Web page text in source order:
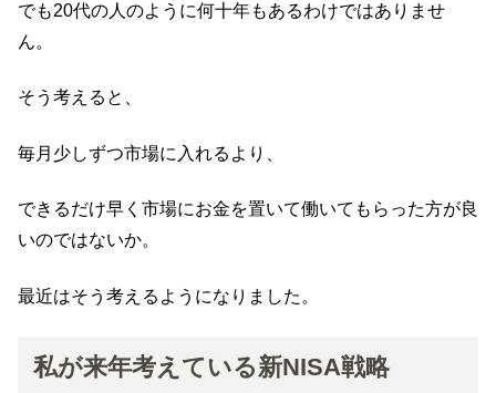
でも20代の人のように何十年もあるわけではありませ
ん。
そう考えると、
毎月少しずつ市場に入れるより、
できるだけ早く市場にお金を置いて働いてもらった方が良
いのではないか。
最近はそう考えるようになりました。
私が来年考えている新NISA戦略